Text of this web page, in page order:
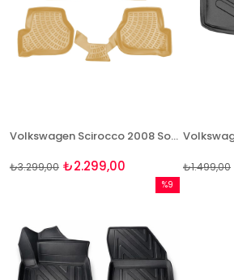
Volkswagen Scirocco 2008 Sonrası Rizline 3D Havuzlu BEJ Paspas
₺2.299,00
₺3.299,00 ₺1.499,00
%9